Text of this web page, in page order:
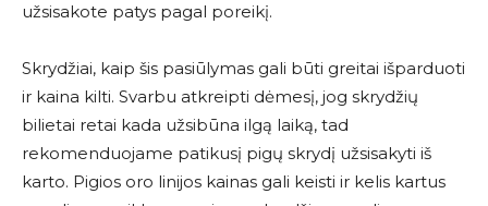
užsisakote patys pagal poreikį.
Skrydžiai, kaip šis pasiūlymas gali būti greitai išparduoti
ir kaina kilti. Svarbu atkreipti dėmesį, jog skrydžių
bilietai retai kada užsibūna ilgą laiką, tad
rekomenduojame patikusį pigų skrydį užsisakyti iš
karto. Pigios oro linijos kainas gali keisti ir kelis kartus